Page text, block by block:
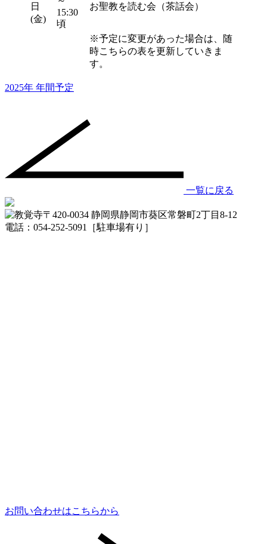
日
(金)
15:30
頃
お聖教を読む会（茶話会）
※予定に変更があった場合は、随
時こちらの表を更新していきま
す。
2025年 年間予定
一覧に戻る
〒420-0034 静岡県静岡市葵区常磐町2丁目8-12
電話：054-252-5091［駐車場有り］
お問い合わせはこちらから